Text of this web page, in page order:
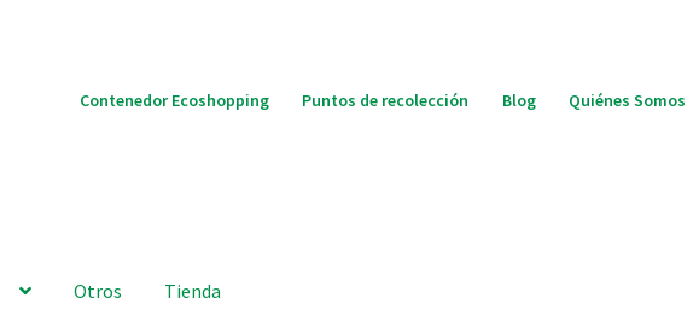
Contenedor Ecoshopping Puntos de recolección Blog Quiénes Somos
Otros Tienda